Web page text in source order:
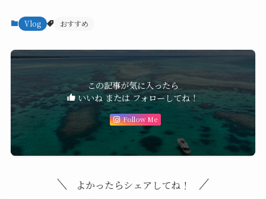
Vlog おすすめ
この記事が気に入ったら
いいね または フォローしてね！
Follow Me
よかったらシェアしてね！